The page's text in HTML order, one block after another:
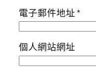
電子郵件地址*
個人網站網址